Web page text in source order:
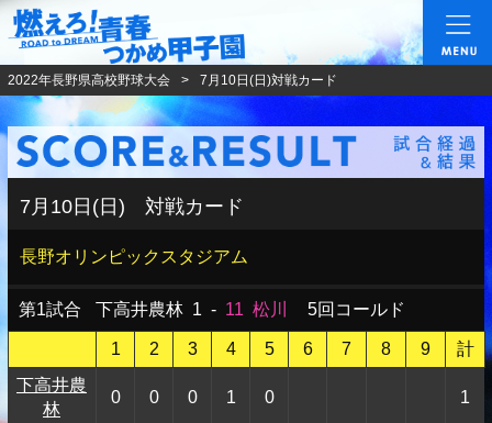
燃えろ!青春 つかめ
2022年長野県高校野球大会 7月10日(日)対戦カード
7月10日(日) 対戦カード
長野オリンピックスタジアム
第1試合 下高井農林 1 - 11 松川 5回コールド
1 2 3 4 5 6 7 8 9
計
下高井農
林
0 0 0 1 0 1